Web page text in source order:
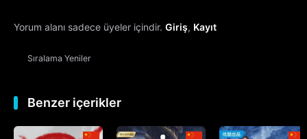
Yorum alanı sadece üyeler içindir. Giriş, Kayıt
Sıralama Yeniler
Benzer içerikler